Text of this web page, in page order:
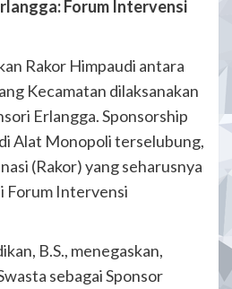
Forum Intervensi
Rakor Himpaudi antara
Kecamatan dilaksanakan
Erlangga. Sponsorship
Alat Monopoli terselubung,
(Rakor) yang seharusnya
Forum Intervensi
B.S., menegaskan,
sebagai Sponsor